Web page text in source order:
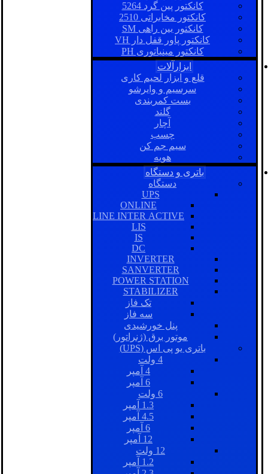
کانکتور پین گرد 5264
کانکتور مخابراتی 2510
کانکتور بین راهی SM
کانکتور پاور قفل دار VH
کانکتور مینیاتوری PH
ابزارآلات
قلع و ابزار لحیم کاری
سرسیم و وایرشو
بست کمربندی
گلند
آچار
چسب
سیم جم کن
هویه
باتری و دستگاه
دستگاه
UPS
ONLINE
LINE INTER ACTIVE
LIS
IS
DC
INVERTER
SANVERTER
POWER STATION
STABILIZER
تک فاز
سه فاز
پنل خورشیدی
موتور برق (ژنراتور)
باتری یو پی اس (UPS)
4 ولت
4 آمپر
6 آمپر
6 ولت
1.3 آمپر
4.5 آمپر
6 آمپر
12 آمپر
12 ولت
1.2 آمپر